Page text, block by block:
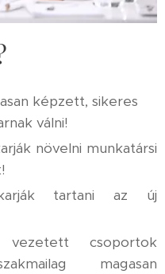
képzett, sikeres
válni!
növelni munkatársi
tartani az új
csoportok
magasan